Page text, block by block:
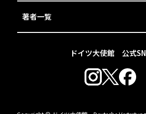
ドイツ大使館 公式
著者一覧